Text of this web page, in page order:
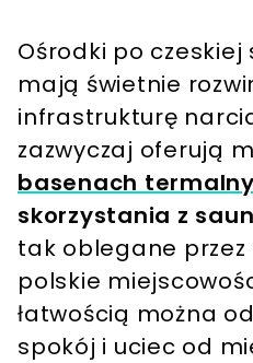
Ośrodki po
mają świetnie
infrastrukturę
zazwyczaj oferują
basenach
skorzystania z
tak oblegane
polskie
łatwością można
spokój i uciec od